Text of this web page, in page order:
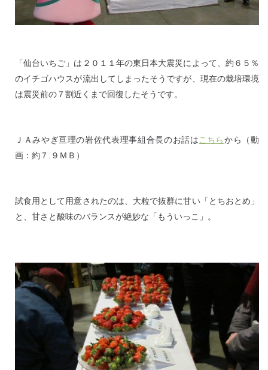
「仙台いちご」は２０１１年の東日本大震災によって、約６５％
のイチゴハウスが流出してしまったそうですが、現在の栽培環境
は震災前の７割近くまで回復したそうです。
ＪＡみやぎ亘理の岩佐代表理事組合長のお話はこちらから（動
画：約７.９ＭＢ）
試食用として用意されたのは、大粒で抜群に甘い「とちおとめ」
と、甘さと酸味のバランスが絶妙な「もういっこ」。